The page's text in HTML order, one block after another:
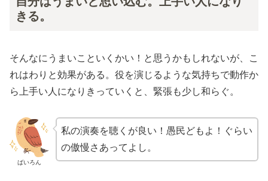
きる。
そんなにうまいこといくかい！と思うかもしれないが、こ
れはわりと効果がある。役を演じるような気持ちで動作か
ら上手い人になりきっていくと、緊張も少し和らぐ。
ばいろん
私の演奏を聴くが良い！愚民どもよ！ぐらい
の傲慢さあってよし。